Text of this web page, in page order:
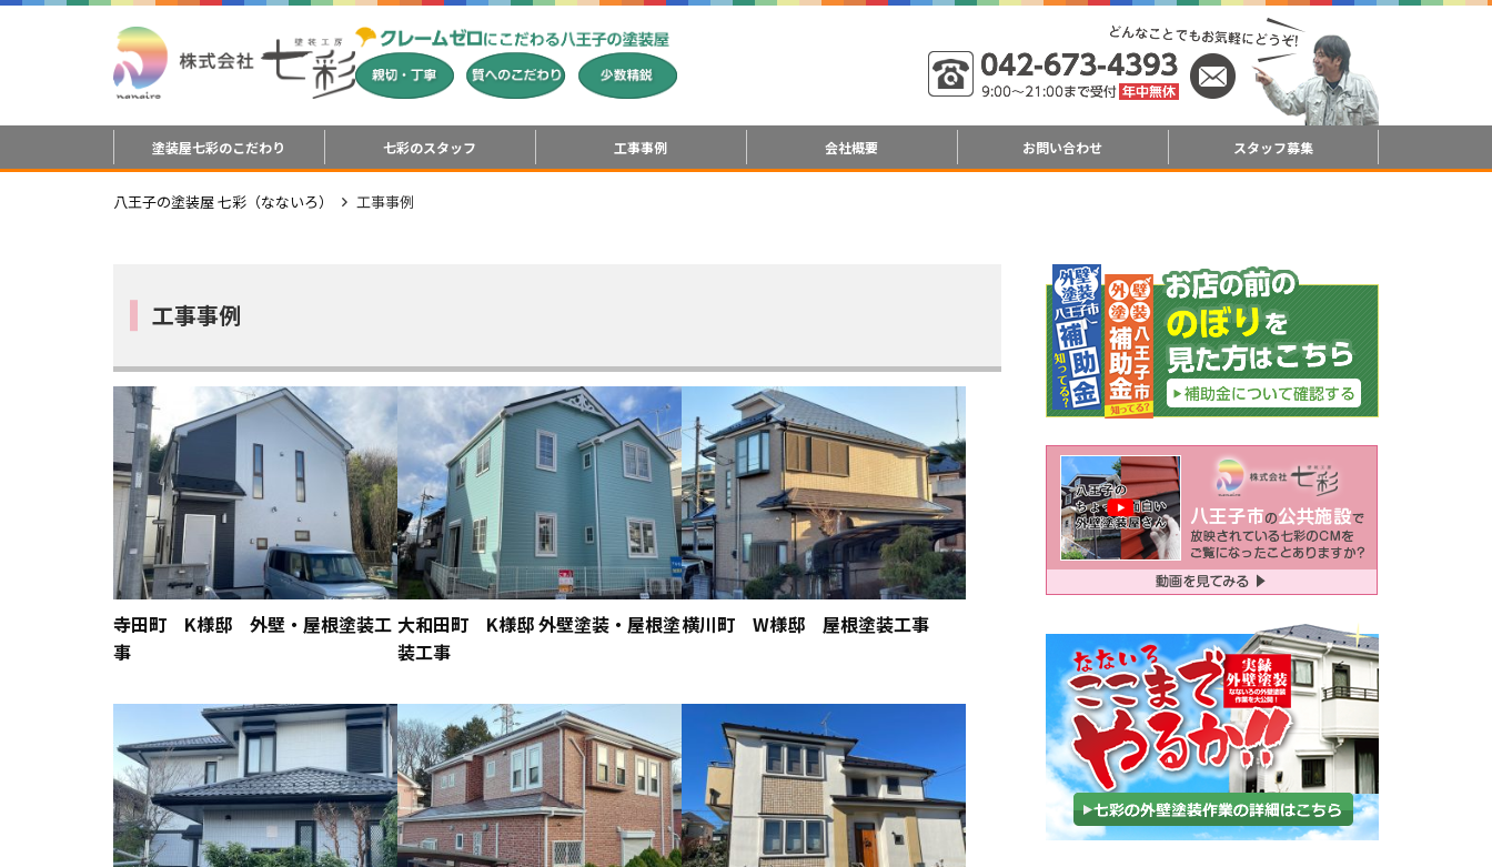
塗装屋七彩のこだわり 七彩のスタッフ 工事事例 会社概要 お問い合わせ スタッフ募集
八王子の塗装屋 七彩（なないろ） 工事事例
工事事例
寺田町 K様邸 外壁・屋根塗装工
事
大和田町 K様邸 外壁塗装・屋根塗
装工事
横川町 W様邸 屋根塗装工事